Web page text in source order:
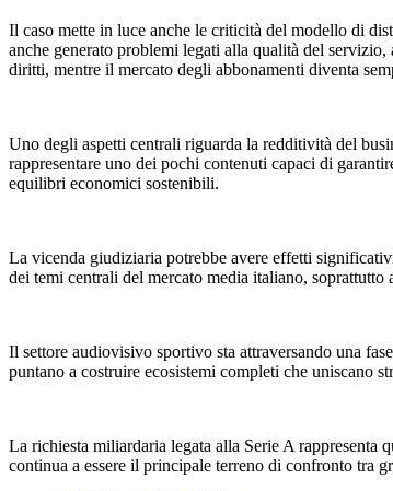
Il caso mette in luce anche le criticità del modello di
anche generato problemi legati alla qualità del
diritti, mentre il mercato degli abbonamenti diventa
Uno degli aspetti centrali riguarda la redditività del
rappresentare uno dei pochi contenuti capaci di
equilibri economici sostenibili.
La vicenda giudiziaria potrebbe avere effetti
dei temi centrali del mercato media italiano,
Il settore audiovisivo sportivo sta attraversando una
puntano a costruire ecosistemi completi che uniscano
La richiesta miliardaria legata alla Serie A
continua a essere il principale terreno di confronto tra